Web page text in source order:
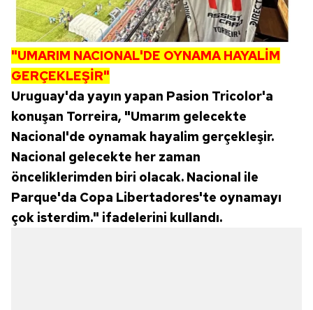
"UMARIM NACIONAL'DE OYNAMA HAYALİM
GERÇEKLEŞİR"
Uruguay'da yayın yapan Pasion Tricolor'a
konuşan Torreira, "Umarım gelecekte
Nacional'de oynamak hayalim gerçekleşir.
Nacional gelecekte her zaman
önceliklerimden biri olacak. Nacional ile
Parque'da Copa Libertadores'te oynamayı
çok isterdim." ifadelerini kullandı.